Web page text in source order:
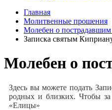
Главная
Молитвенные прошения
Молебен о пострадавшим
Записка святым
Молебен о
Здесь вы можете подать
родных и близких. Чтобы за
«Елицы»